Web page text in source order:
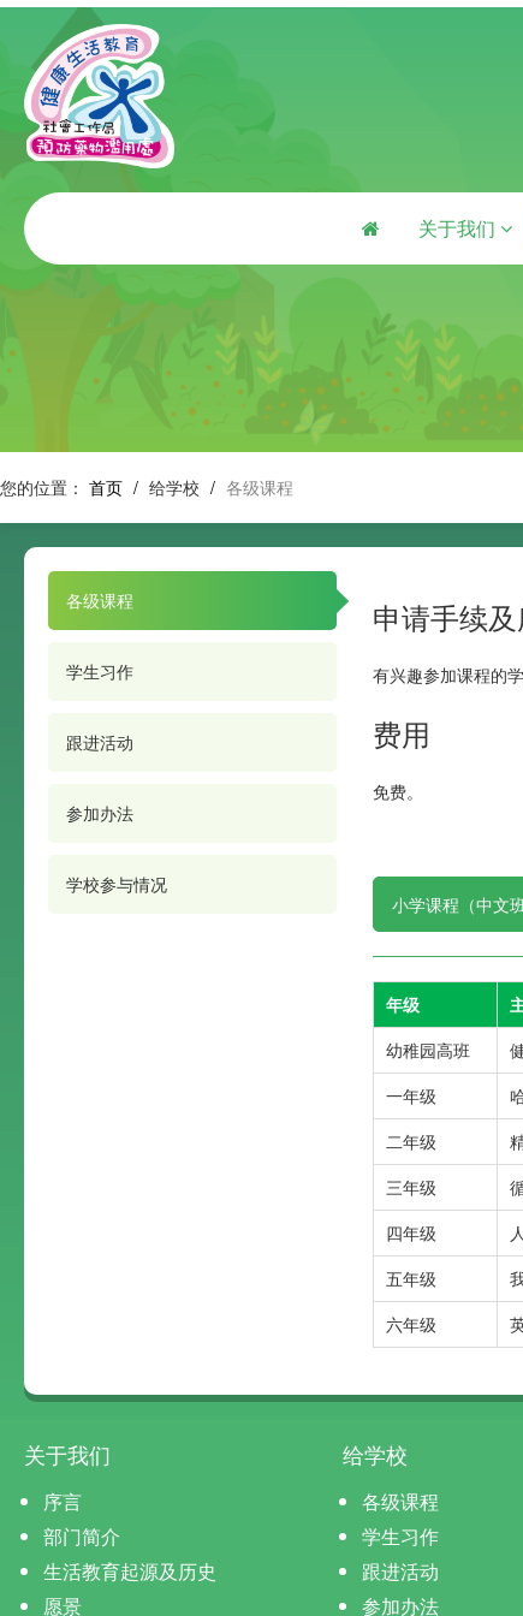
关于我们
您的位置： 首页 / 给学校 / 各级课程
各级课程
学生习作
跟进活动
参加办法
学校参与情况
申请手续
有兴趣参加课程的
费用
免费。
小学课程（中文
年级
幼稚园高班
一年级
二年级
三年级
四年级
五年级
六年级
关于我们
序言
部门简介
生活教育起源及历史
愿景
给学校
各级课程
学生习作
跟进活动
参加办法